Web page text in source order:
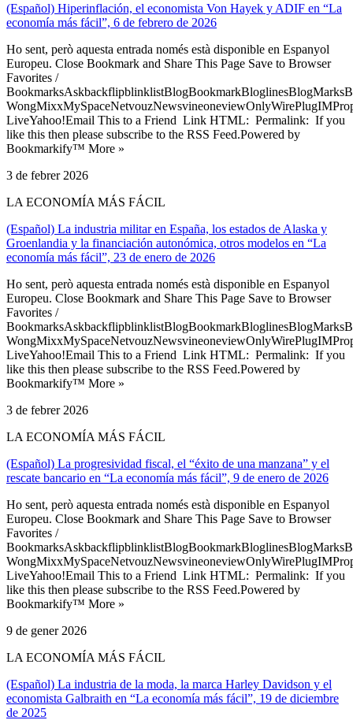
(Español) Hiperinflación, el economista Von Hayek y ADIF en “La
economía más fácil”, 6 de febrero de 2026
Ho sent, però aquesta entrada només està disponible en Espanyol
Europeu. Close Bookmark and Share This Page Save to Browser
Favorites /
LiveYahoo!Email This to a Friend Link HTML: Permalink: If you
like this then please subscribe to the RSS Feed.Powered by
Bookmarkify™ More »
3 de febrer 2026
LA ECONOMÍA MÁS FÁCIL
(Español) La industria militar en España, los estados de Alaska y
Groenlandia y la financiación autonómica, otros modelos en “La
economía más fácil”, 23 de enero de 2026
Ho sent, però aquesta entrada només està disponible en Espanyol
Europeu. Close Bookmark and Share This Page Save to Browser
Favorites /
LiveYahoo!Email This to a Friend Link HTML: Permalink: If you
like this then please subscribe to the RSS Feed.Powered by
Bookmarkify™ More »
3 de febrer 2026
LA ECONOMÍA MÁS FÁCIL
(Español) La progresividad fiscal, el “éxito de una manzana” y el
rescate bancario en “La economía más fácil”, 9 de enero de 2026
Ho sent, però aquesta entrada només està disponible en Espanyol
Europeu. Close Bookmark and Share This Page Save to Browser
Favorites /
LiveYahoo!Email This to a Friend Link HTML: Permalink: If you
like this then please subscribe to the RSS Feed.Powered by
Bookmarkify™ More »
9 de gener 2026
LA ECONOMÍA MÁS FÁCIL
(Español) La industria de la moda, la marca Harley Davidson y el
economista Galbraith en “La economía más fácil”, 19 de diciembre
de 2025